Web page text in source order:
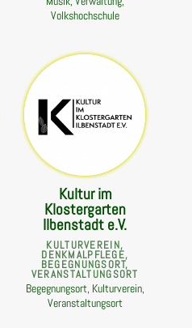
Volkshochschule
Kultur im
Klostergarten
Ilbenstadt e.V.
KULTURVEREIN,
DENKMALPFLEGE,
BEGEGNUNGSORT,
VERANSTALTUNGSORT
Begegnungsort, Kulturverein,
Veranstaltungsort